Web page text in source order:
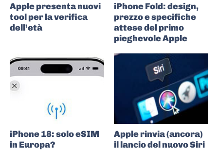
Apple presenta nuovi
tool per la verifica
dell’età
iPhone Fold: design,
prezzo e specifiche
attese del primo
pieghevole Apple
iPhone 18: solo eSIM
in Europa?
Apple rinvia (ancora)
il lancio del nuovo Siri